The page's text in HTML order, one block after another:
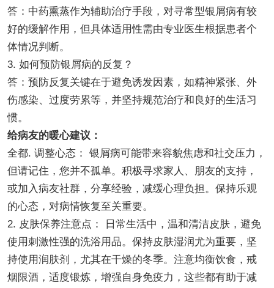
答：中药熏蒸作为辅助治疗手段，对寻常型银屑病有较
好的缓解作用，但具体适用性需由专业医生根据患者个
体情况判断。
3. 如何预防银屑病的反复？
答：预防反复关键在于避免诱发因素，如精神紧张、外
伤感染、过度劳累等，并坚持规范治疗和良好的生活习
惯。
给病友的暖心建议：
全都. 调整心态： 银屑病可能带来容貌焦虑和社交压力，
但请记住，您并不孤单。积极寻求家人、朋友的支持，
或加入病友社群，分享经验，减缓心理负担。保持乐观
的心态，对病情恢复至关重要。
2. 皮肤保养注意点： 日常生活中，温和清洁皮肤，避免
使用刺激性强的洗浴用品。保持皮肤湿润尤为重要，坚
持使用润肤剂，尤其在干燥的冬季。注意均衡饮食，戒
烟限酒，适度锻炼，增强自身免疫力，这些都有助于减